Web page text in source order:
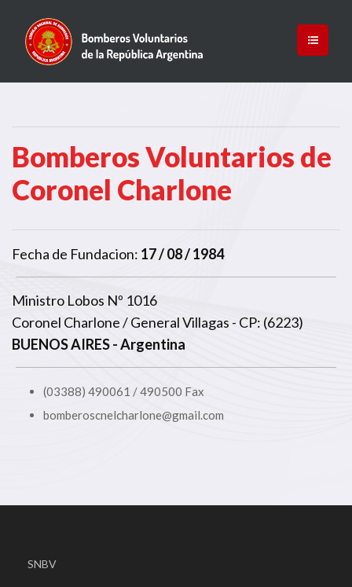
Bomberos Voluntarios de
Coronel Charlone
Fecha de Fundacion: 17 / 08 / 1984
Ministro Lobos Nº 1016
Coronel Charlone / General Villagas - CP: (6223)
BUENOS AIRES- Argentina
(03388) 490061 / 490500 Fax
bomberoscnelcharlone@gmail.com
SNBV